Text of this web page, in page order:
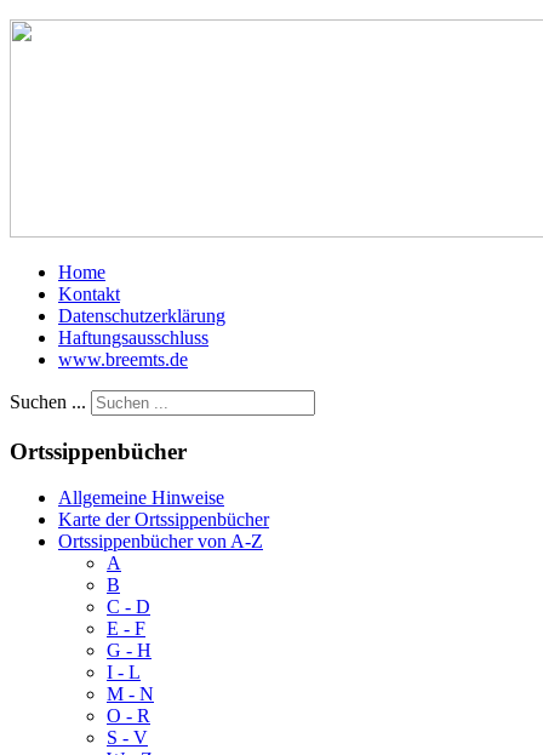
Home
Kontakt
Datenschutzerklärung
Haftungsausschluss
www.breemts.de
Suchen ...
Ortssippenbücher
Allgemeine Hinweise
Karte der Ortssippenbücher
Ortssippenbücher von A-Z
A
B
C - D
E - F
G - H
I - L
M - N
O - R
S - V